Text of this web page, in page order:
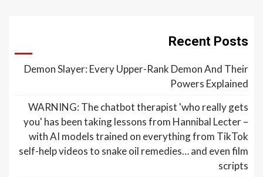
Recent Posts
Demon Slayer: Every Upper-Rank Demon And Their
Powers Explained
WARNING: The chatbot therapist 'who really gets
you' has been taking lessons from Hannibal Lecter –
with AI models trained on everything from TikTok
self-help videos to snake oil remedies… and even film
scripts